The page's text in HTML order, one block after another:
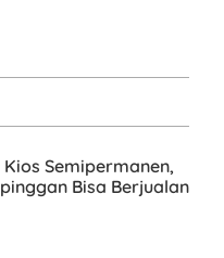
Kios Semipermanen,
Bisa Berjualan